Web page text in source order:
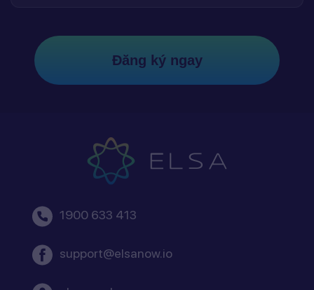
Đăng ký ngay
1900 633 413
support@elsanow.io